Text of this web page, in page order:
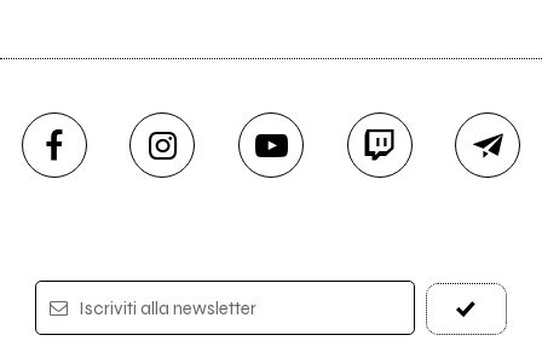
Iscriviti alla newsletter